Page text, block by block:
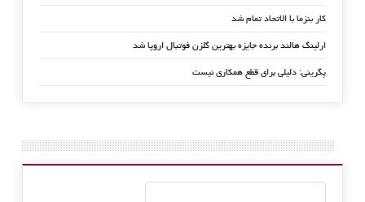
کار بنزما با الاتحاد تمام شد
ارلینگ هالند برنده جایزه بهترین گلزن فوتبال اروپا شد
پگرینی: دلیلی برای قطع همکاری نیست